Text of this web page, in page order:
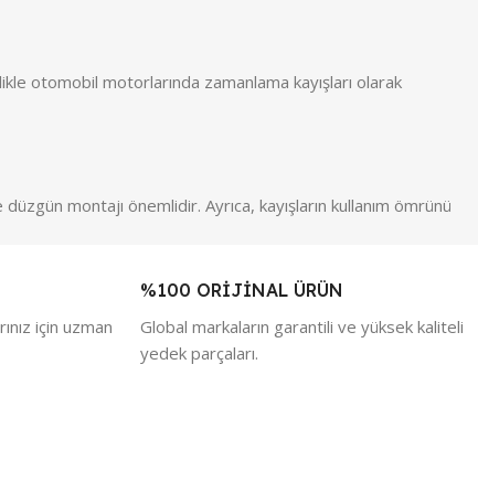
otomobil motorlarında zamanlama kayışları olarak
montajı önemlidir. Ayrıca, kayışların kullanım ömrünü
için uzman
%100 ORİJİNAL ÜRÜN
Global markaların garantili ve yüksek kaliteli
yedek parçaları.